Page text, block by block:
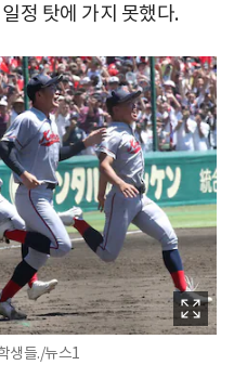
정 탓에 가지 못했다.
생들./뉴스1